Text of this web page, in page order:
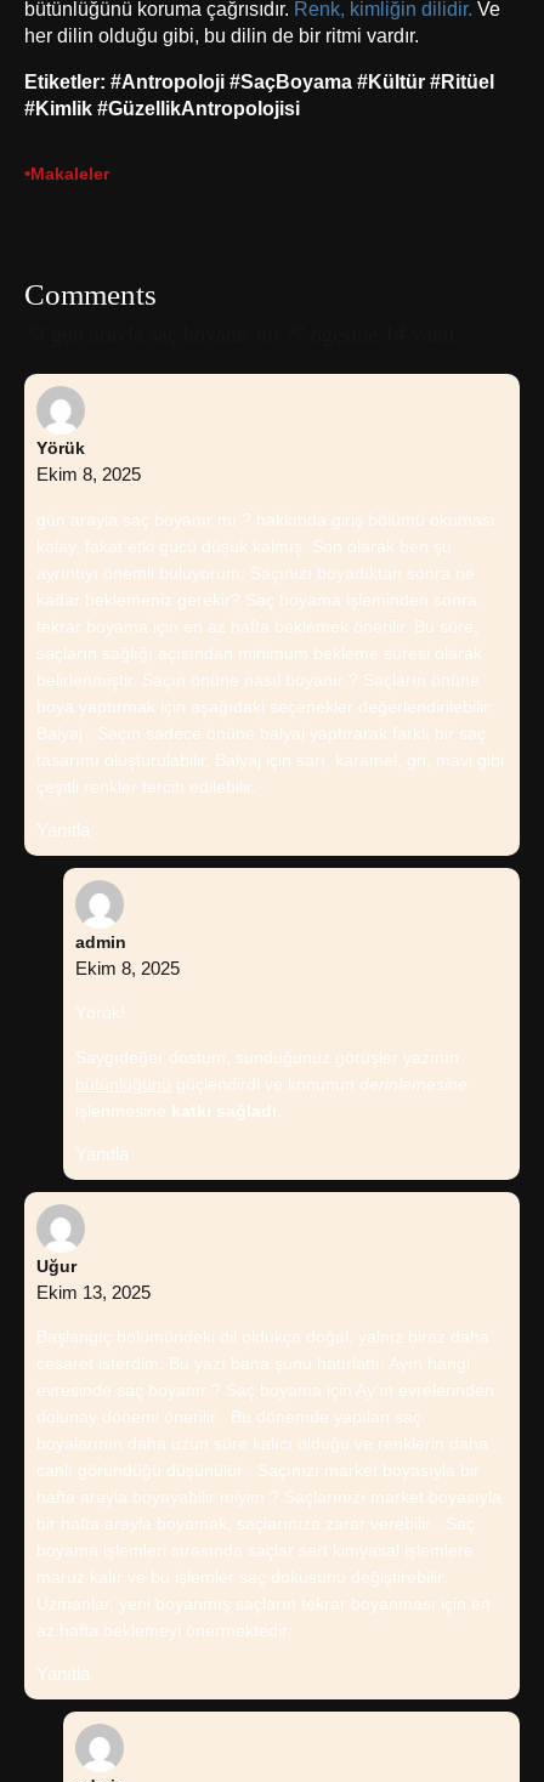
bütünlüğünü koruma çağrısıdır. Renk, kimliğin dilidir. Ve
her dilin olduğu gibi, bu dilin de bir ritmi vardır.
Etiketler: #Antropoloji #SaçBoyama #Kültür #Ritüel
#Kimlik #GüzellikAntropolojisi
•Makaleler
Comments
Yörük
Ekim 8, 2025
gün arayla saç boyanır mı ? hakkında giriş bölümü okuması
kolay, fakat etki gücü düşük kalmış. Son olarak ben şu
ayrıntıyı önemli buluyorum: Saçınızı boyadıktan sonra ne
kadar beklemeniz gerekir? Saç boyama işleminden sonra
tekrar boyama için en az hafta beklemek önerilir. Bu süre,
saçların sağlığı açısından minimum bekleme süresi olarak
belirlenmiştir. Saçın önüne nasıl boyanır ? Saçların önüne
boya yaptırmak için aşağıdaki seçenekler değerlendirilebilir:
Balyaj : Saçın sadece önüne balyaj yaptırarak farklı bir saç
tasarımı oluşturulabilir. Balyaj için sarı, karamel, gri, mavi gibi
çeşitli renkler tercih edilebilir.
Yanıtla
admin
Ekim 8, 2025
Yörük!
Saygıdeğer dostum, sunduğunuz görüşler yazının
bütünlüğünü güçlendirdi ve konunun derinlemesine
işlenmesine katkı sağladı
Yanıtla
Uğur
Ekim 13, 2025
Başlangıç bölümündeki dil oldukça doğal, yalnız biraz daha
cesaret isterdim. Bu yazı bana şunu hatırlattı: Ayın hangi
evresinde saç boyanır ? Saç boyama için Ay’ın evrelerinden
dolunay dönemi önerilir . Bu dönemde yapılan saç
boyalarının daha uzun süre kalıcı olduğu ve renklerin daha
canlı göründüğü düşünülür . Saçınızı market boyasıyla bir
hafta arayla boyayabilir miyim ? Saçlarınızı market boyasıyla
bir hafta arayla boyamak, saçlarınıza zarar verebilir . Saç
boyama işlemleri sırasında saçlar sert kimyasal işlemlere
maruz kalır ve bu işlemler saç dokusunu değiştirebilir.
Uzmanlar, yeni boyanmış saçların tekrar boyanması için en
az hafta beklemeyi önermektedir.
Yanıtla